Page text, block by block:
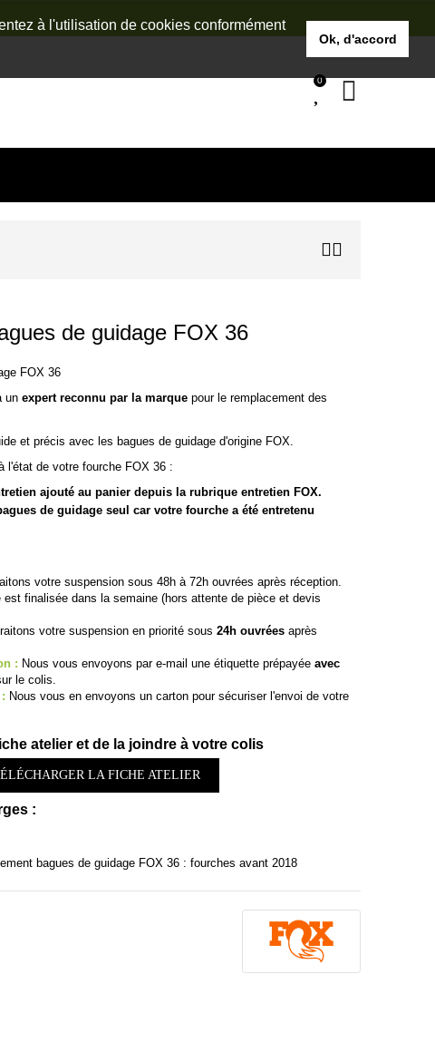
à l'utilisation de cookies conformément
Ok, d'accord
0
de guidage FOX 36
FOX 36
un expert reconnu par la marque pour le remplacement des
et précis avec les bagues de guidage d'origine FOX.
l'état de votre fourche FOX 36 :
ajouté au panier depuis la rubrique entretien FOX.
de guidage seul car votre fourche a été entretenu
votre suspension sous 48h à 72h ouvrées après réception.
finalisée dans la semaine (hors attente de pièce et devis
votre suspension en priorité sous 24h ouvrées après
: Nous vous envoyons par e-mail une étiquette prépayée avec
le colis.
Nous vous en envoyons un carton pour sécuriser l'envoi de votre
atelier et de la joindre à votre colis
LA FICHE ATELIER
:
bagues de guidage FOX 36 : fourches avant 2018